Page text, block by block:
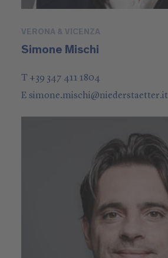
VERONA & VICENZA
Simone Mischi
T +39 347 411 1804
Esimone.mischi@niederstaetter.it